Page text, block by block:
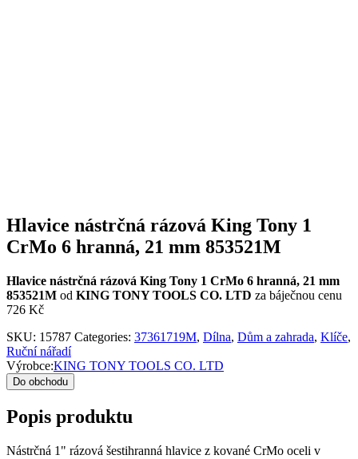
Hlavice nástrčná rázová King Tony 1
CrMo 6 hranná, 21 mm 853521M
Hlavice nástrčná rázová King Tony 1 CrMo 6 hranná, 21 mm
853521M od KING TONY TOOLS CO. LTD za báječnou cenu
726 Kč
SKU: 15787 Categories: 37361719M, Dílna, Dům a zahrada, Klíče,
Ruční nářadí
Výrobce:KING TONY TOOLS CO. LTD
Do obchodu
Popis produktu
Nástrčná 1" rázová šestihranná hlavice z kované CrMo oceli v